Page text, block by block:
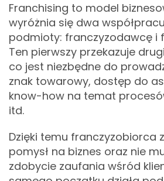
Franchising to model
wyróżnia się dwa
podmioty: franczyzodawcę i
Ten pierwszy przekazuje
co jest niezbędne do
znak towarowy, dostęp do
know-how na temat
itd.
Dzięki temu franczyzobiorca
pomysł na biznes oraz nie
zdobycie zaufania wśród